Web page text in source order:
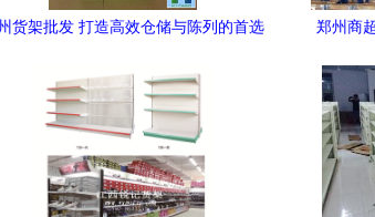
货架批发 打造高效仓储与陈列的首选
郑州商